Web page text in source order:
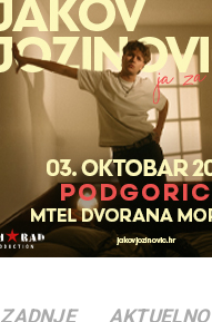
ZADNJE AKTUELNO